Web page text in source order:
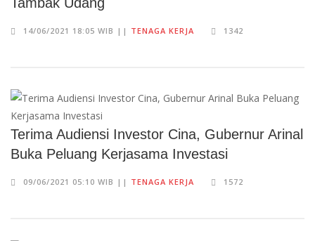
14/06/2021 18:05 WIB || TENAGA KERJA 1342
Terima Audiensi Investor Cina, Gubernur Arinal
Buka Peluang Kerjasama Investasi
09/06/2021 05:10 WIB || TENAGA KERJA 1572